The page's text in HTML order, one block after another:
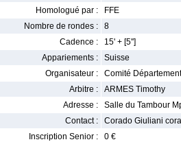
Homologué par :
FFE
Nombre de rondes :
8
Cadence :
15' + [5'']
Appariements :
Suisse
Organisateur :
Comité
Arbitre :
ARMES Timothy
Adresse :
Salle du Tambour
Contact :
Corado Giuliani
Inscription Senior :
0 €